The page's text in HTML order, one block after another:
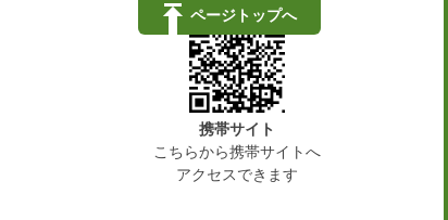
ページトップへ
携帯サイト
こちらから携帯サイトへ
アクセスできます